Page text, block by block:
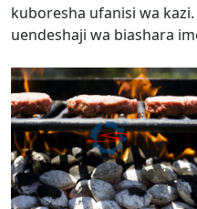
kuboresha ufanisi wa
uendeshaji wa biashara